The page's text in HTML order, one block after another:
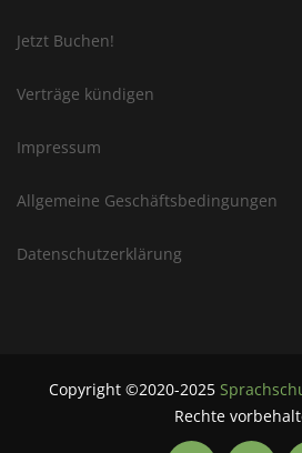
Jetzt Buchen!
Verträge kündigen
Impressum
Allgemeine Geschäftsbedingungen
Datenschutzerklärung
Copyright ©2020-2025
Rechte